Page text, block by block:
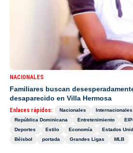
NACIONALES
Familiares buscan
desaparecido en Villa Hermosa
Enlaces rápidos: Nacionales Internacionales
República Dominicana
Entretenimiento
Deportes
Estilo Economía Estados
Béisbol
portada Grandes Ligas MLB